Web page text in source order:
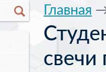
Главная
свечи